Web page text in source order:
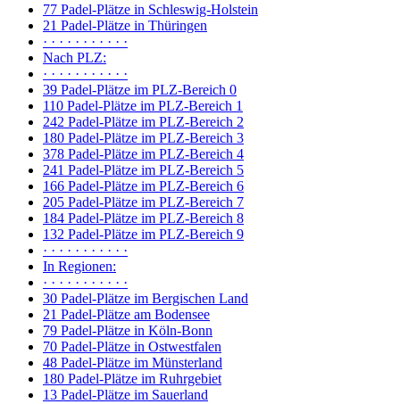
77 Padel-Plätze in Schleswig-Holstein
21 Padel-Plätze in Thüringen
· · · · · · · · · · ·
Nach PLZ:
· · · · · · · · · · ·
39 Padel-Plätze im PLZ-Bereich 0
110 Padel-Plätze im PLZ-Bereich 1
242 Padel-Plätze im PLZ-Bereich 2
180 Padel-Plätze im PLZ-Bereich 3
378 Padel-Plätze im PLZ-Bereich 4
241 Padel-Plätze im PLZ-Bereich 5
166 Padel-Plätze im PLZ-Bereich 6
205 Padel-Plätze im PLZ-Bereich 7
184 Padel-Plätze im PLZ-Bereich 8
132 Padel-Plätze im PLZ-Bereich 9
· · · · · · · · · · ·
In Regionen:
· · · · · · · · · · ·
30 Padel-Plätze im Bergischen Land
21 Padel-Plätze am Bodensee
79 Padel-Plätze in Köln-Bonn
70 Padel-Plätze in Ostwestfalen
48 Padel-Plätze im Münsterland
180 Padel-Plätze im Ruhrgebiet
13 Padel-Plätze im Sauerland